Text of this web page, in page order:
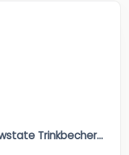
Trinkbecher...